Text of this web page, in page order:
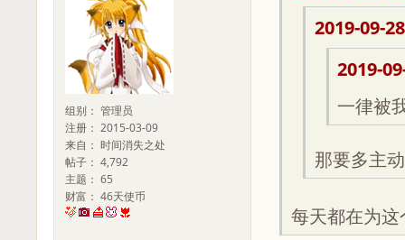
组别： 管理员
注册： 2015-03-09
来自： 时间消失之处
帖子： 4,792
主题： 65
财富： 46天使币
2019-09-
2019-
一律被
那要多主
每天都在为